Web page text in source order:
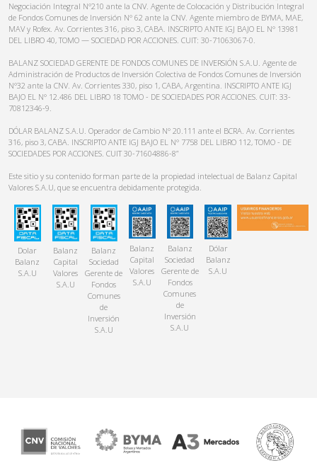
Negociación Integral N°210 ante la CNV. Agente de Colocación y Distribución Integral
de Fondos Comunes de Inversión N° 62 ante la CNV. Agente miembro de BYMA, MAE,
MAV y Rofex. Av. Corrientes 316, piso 3, CABA. INSCRIPTO ANTE IGJ BAJO EL N° 13981
DEL LIBRO 40, TOMO — SOCIEDAD POR ACCIONES. CUIT: 30-71063067-0.
BALANZ SOCIEDAD GERENTE DE FONDOS COMUNES DE INVERSIÓN S.A.U. Agente de
Administración de Productos de Inversión Colectiva de Fondos Comunes de Inversión
N°32 ante la CNV. Av. Corrientes 330, piso 1, CABA, Argentina. INSCRIPTO ANTE IGJ
BAJO EL N° 12.486 DEL LIBRO 18 TOMO - DE SOCIEDADES POR ACCIONES. CUIT: 33-
70812346-9.
DÓLAR BALANZ S.A.U. Operador de Cambio N° 20.111 ante el BCRA. Av. Corrientes
316, piso 3, CABA. INSCRIPTO ANTE IGJ BAJO EL N° 7758 DEL LIBRO 112, TOMO - DE
SOCIEDADES POR ACCIONES. CUIT 30-71604886-8”
Este sitio y su contenido forman parte de la propiedad intelectual de Balanz Capital
Valores S.A.U, que se encuentra debidamente protegida.
Dolar
Balanz
S.A.U
Balanz
Capital
Valores
S.A.U
Balanz
Sociedad
Gerente de
Fondos
Comunes
de
Inversión
S.A.U
Balanz
Capital
Valores
S.A.U
Balanz
Sociedad
Gerente de
Fondos
Comunes
de
Inversión
S.A.U
Dólar
Balanz
S.A.U